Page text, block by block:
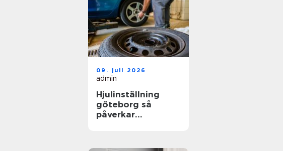
09. juli 2026
admin
Hjulinställning
göteborg så
påverkar